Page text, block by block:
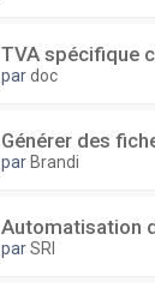
TVA spécifique
pardoc
Générer des
par Brandi
Automatisation
parSRI